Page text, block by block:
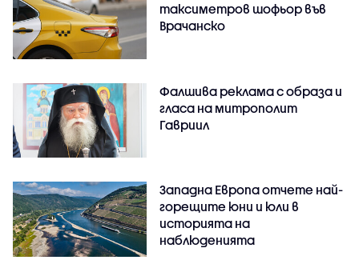
таксиметров шофьор във
Врачанско
Фалшива реклама с образа и
гласа на митрополит
Гавриил
Западна Европа отчете най-
горещите юни и юли в
историята на
наблюденията